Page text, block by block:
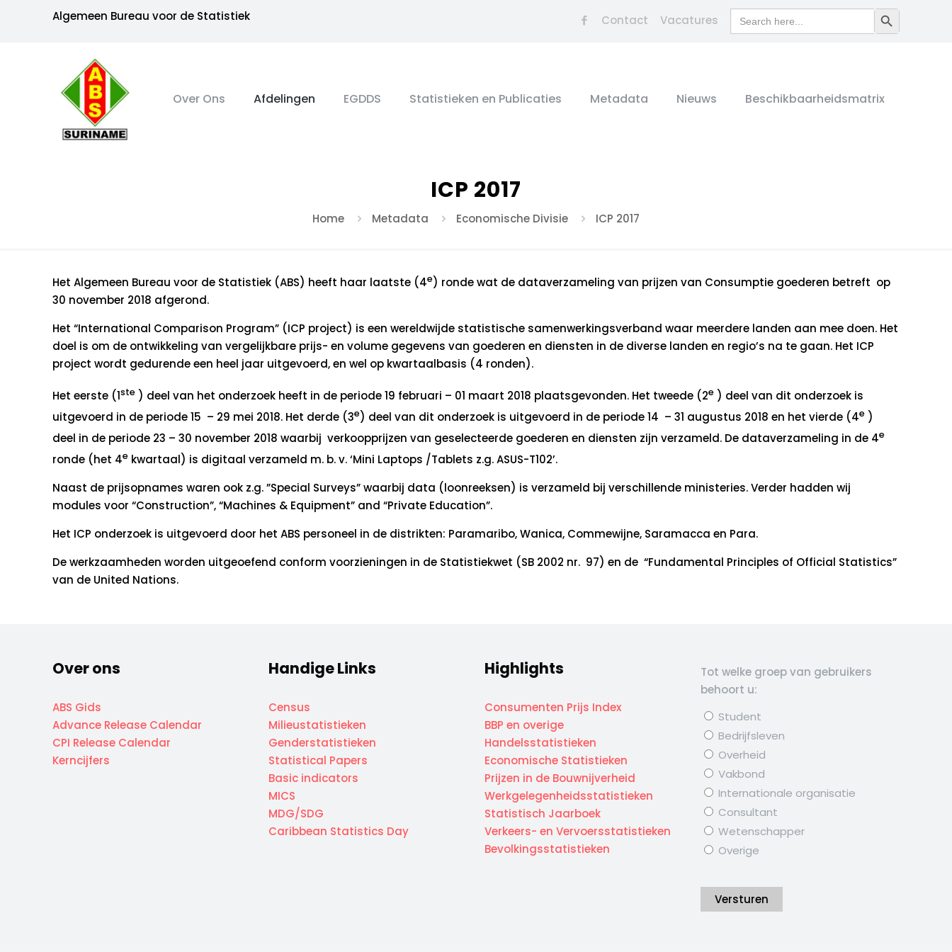
Algemeen Bureau voor de Statistiek Contact Vacatures Search
for: Search Button
Over Ons Afdelingen EGDDS Statistieken en Publicaties Metadata Nieuws Beschikbaarheidsmatrix
ICP 2017
Home Metadata Economische Divisie ICP 2017
Het Algemeen Bureau voor de Statistiek (ABS) heeft haar laatste (4e) ronde wat de dataverzameling van prijzen van Consumptie goederen betreft op
30 november 2018 afgerond.
Het “International Comparison Program” (ICP project) is een wereldwijde statistische samenwerkingsverband waar meerdere landen aan mee doen. Het
doel is om de ontwikkeling van vergelijkbare prijs- en volume gegevens van goederen en diensten in de diverse landen en regio’s na te gaan. Het ICP
project wordt gedurende een heel jaar uitgevoerd, en wel op kwartaalbasis (4 ronden).
Het eerste (1ste ) deel van het onderzoek heeft in de periode 19 februari – 01 maart 2018 plaatsgevonden. Het tweede (2e ) deel van dit onderzoek is
uitgevoerd in de periode 15 – 29 mei 2018. Het derde (3e) deel van dit onderzoek is uitgevoerd in de periode 14 – 31 augustus 2018 en het vierde (4e )
deel in de periode 23 – 30 november 2018 waarbij verkoopprijzen van geselecteerde goederen en diensten zijn verzameld. De dataverzameling in de 4e
ronde (het 4e kwartaal) is digitaal verzameld m. b. v. ‘Mini Laptops /Tablets z.g. ASUS-T102’.
Naast de prijsopnames waren ook z.g. ”Special Surveys” waarbij data (loonreeksen) is verzameld bij verschillende ministeries. Verder hadden wij
modules voor “Construction”, “Machines & Equipment” and “Private Education”.
Het ICP onderzoek is uitgevoerd door het ABS personeel in de distrikten: Paramaribo, Wanica, Commewijne, Saramacca en Para.
De werkzaamheden worden uitgeoefend conform voorzieningen in de Statistiekwet (SB 2002 nr. 97) en de “Fundamental Principles of Official Statistics”
van de United Nations.
Over ons
ABS Gids
Advance Release Calendar
CPI Release Calendar
Kerncijfers
Handige Links
Census
Milieustatistieken
Genderstatistieken
Statistical Papers
Basic indicators
MICS
MDG/SDG
Caribbean Statistics Day
Highlights
Consumenten Prijs Index
BBP en overige
Handelsstatistieken
Economische Statistieken
Prijzen in de Bouwnijverheid
Werkgelegenheidsstatistieken
Statistisch Jaarboek
Verkeers- en Vervoersstatistieken
Bevolkingsstatistieken
Tot welke groep van gebruikers
behoort u:
Student
Bedrijfsleven
Overheid
Vakbond
Internationale organisatie
Consultant
Wetenschapper
Overige
Versturen